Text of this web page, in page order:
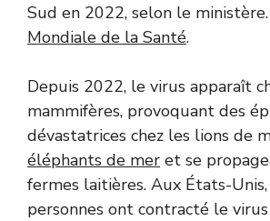
Sud en 2022, selon le ministère.
Mondiale de la Santé.
Depuis 2022, le virus apparaît
mammifères, provoquant des
dévastatrices chez les lions de
éléphants de mer et se
fermes laitières. Aux États-
personnes ont contracté le